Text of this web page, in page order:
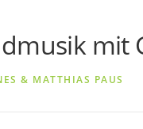
mit
& MATTHIAS PAUS